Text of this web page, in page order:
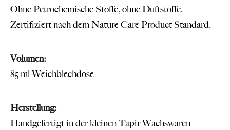
Ohne Petrochemische Stoffe, ohne Duftstoffe.
Zertifiziert nach dem Nature Care Product Standard.
Volumen:
85 ml Weichblechdose
Herstellung:
Handgefertigt in der kleinenTapir Wachswaren